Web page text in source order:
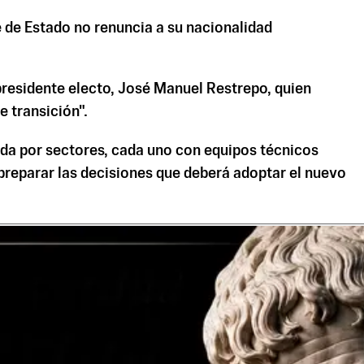
Estado no renuncia a su nacionalidad
electo, José Manuel Restrepo, quien
transición".
por sectores, cada uno con equipos técnicos
las decisiones que deberá adoptar el nuevo